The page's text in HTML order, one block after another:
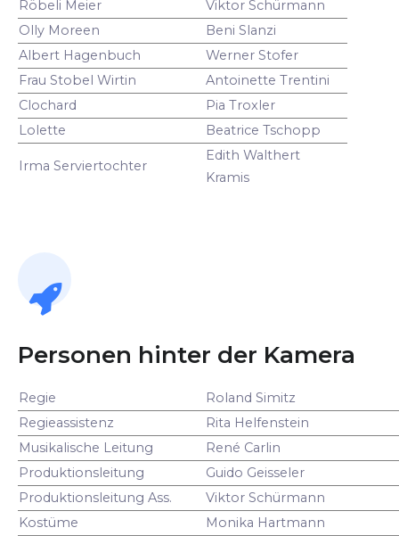
Röbeli Meier
Viktor Schürmann
Olly Moreen
Beni Slanzi
Albert Hagenbuch
Werner Stofer
Frau Stobel Wirtin
Antoinette Trentini
Clochard
Pia Troxler
Lolette
Beatrice Tschopp
Irma Serviertochter
Edith Walthert
Kramis
Personen hinter der Kamera
Regie
Roland Simitz
Regieassistenz
Rita Helfenstein
Musikalische Leitung
René Carlin
Produktionsleitung
Guido Geisseler
Produktionsleitung Ass.
Viktor Schürmann
Kostüme
Monika Hartmann